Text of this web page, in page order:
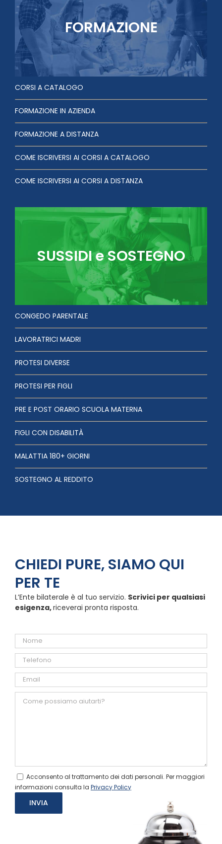
FORMAZIONE
CORSI A CATALOGO
FORMAZIONE IN AZIENDA
FORMAZIONE A DISTANZA
COME ISCRIVERSI AI CORSI A CATALOGO
COME ISCRIVERSI AI CORSI A DISTANZA
SUSSIDI e SOSTEGNO
CONGEDO PARENTALE
LAVORATRICI MADRI
PROTESI DIVERSE
PROTESI PER FIGLI
PRE E POST ORARIO SCUOLA MATERNA
FIGLI CON DISABILITÀ
MALATTIA 180+ GIORNI
SOSTEGNO AL REDDITO
CHIEDI PURE, SIAMO QUI
PER TE
L’Ente bilaterale è al tuo servizio. Scrivici per qualsiasi
esigenza,riceverai pronta risposta.
Acconsento al trattamento dei dati personali. Per maggiori
informazioni consulta la Privacy Policy